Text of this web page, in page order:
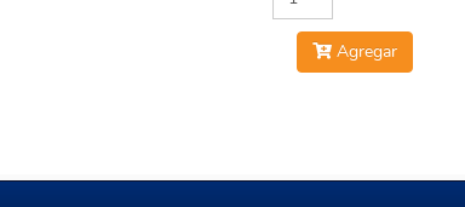
Agregar